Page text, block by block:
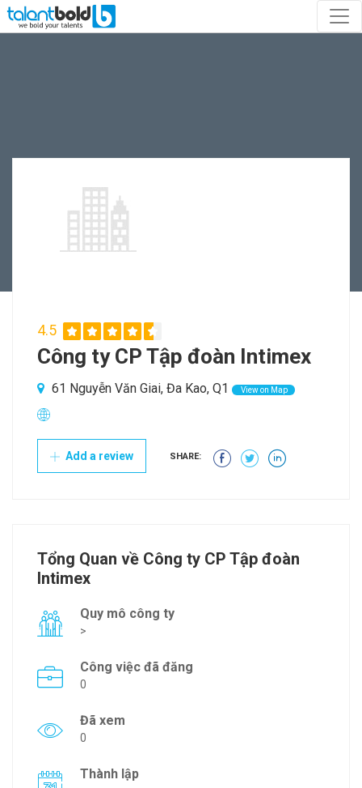
4.5
Công ty CP Tập đoàn Intimex
61 Nguyễn Văn Giai, Đa Kao, Q1 View on Map
Add a review SHARE:
Tổng Quan về Công ty CP Tập đoàn
Intimex
Quy mô công ty
>
Công việc đã đăng
0
Đã xem
0
Thành lập